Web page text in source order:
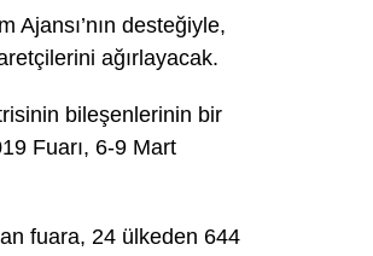
Ajansı’nın desteğiyle,
ağırlayacak.
bileşenlerinin bir
Fuarı, 6-9 Mart
fuara, 24 ülkeden 644